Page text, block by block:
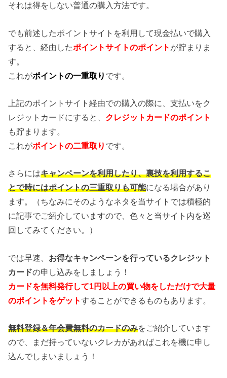
それは得をしない普通の購入方法です。
でも前述したポイントサイトを利用して現金払いで購入
すると、経由したポイントサイトのポイント が貯まりま
す。
これがポイントの一重取り です。
上記のポイントサイト経由での購入の際に、支払いをク
レジットカードにすると、 クレジットカードのポイント
も貯まります。
これがポイントの二重取り です。
さらにはキャンペーンを利用したり、裏技を利用するこ
とで時にはポイントの三重取りも可能になる場合があり
ます。（ちなみにそのようなネタを当サイトでは積極的
に記事でご紹介していますので、色々と当サイト内を巡
回してみてください。）
では早速、 お得なキャンペーンを行っているクレジット
カードの申し込みをしましょう！
カードを無料発行して1円以上の買い物をしただけで大量
のポイントをゲットすることができるものもあります。
無料登録＆年会費無料のカードのみをご紹介しています
ので、まだ持っていないクレカがあればこれを機に申し
込んでしまいましょう！